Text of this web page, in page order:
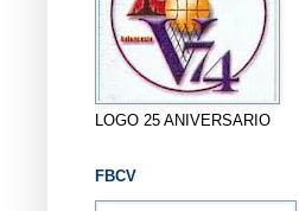
LOGO 25 ANIVERSARIO
FBCV